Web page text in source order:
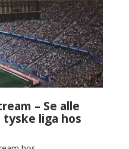
– Se alle
liga hos